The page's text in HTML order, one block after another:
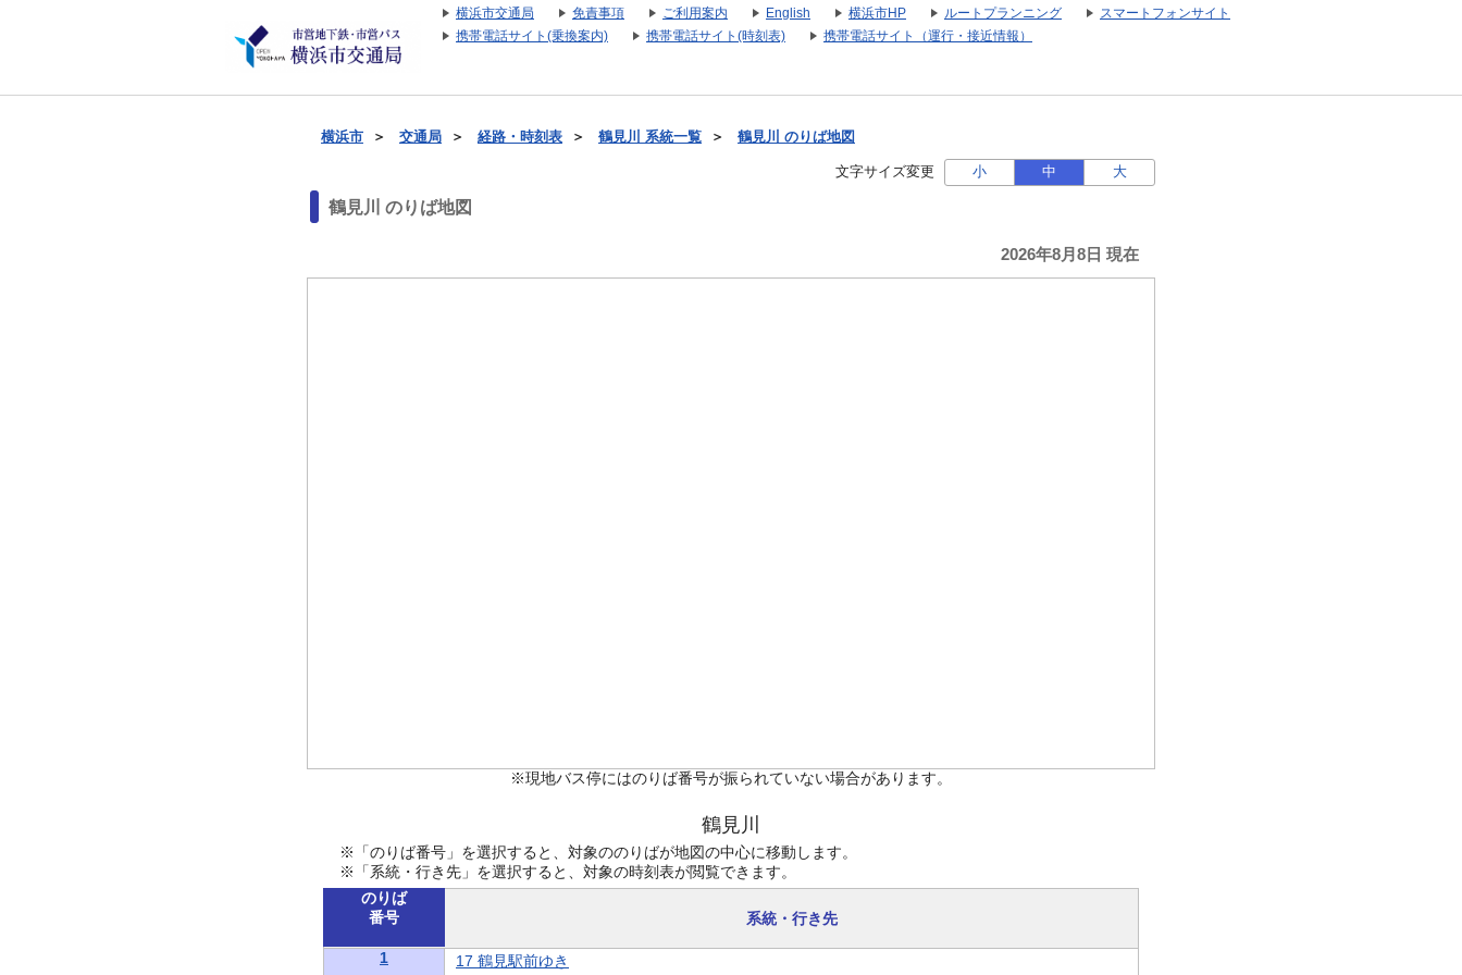
横浜市交通局 免責事項 ご利用案内 English 横浜市HP ルートプランニング
スマートフォンサイト
携帯電話サイト(乗換案内)
携帯電話サイト(時刻表) 携帯電話サイト（運行・接近情報）
横浜市 ＞ 交通局 ＞ 経路・時刻表 ＞ 鶴見川 系統一覧 ＞ 鶴見川 のりば地図
文字サイズ変更 小 中 大
鶴見川 のりば地図
2026年8月8日 現在
※現地バス停にはのりば番号が振られていない場合があります。
鶴見川
※「のりば番号」を選択すると、対象ののりばが地図の中心に移動します。
※「系統・行き先」を選択すると、対象の時刻表が閲覧できます。
のりば
番号
系統・行き先
1 17 鶴見駅前ゆき